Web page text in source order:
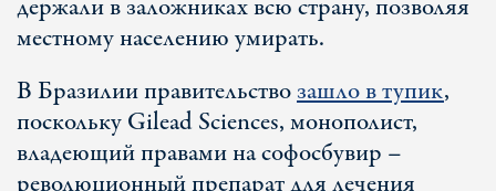
держали в заложниках всю страну, позволяя
местному населению умирать.
В Бразилии правительствозашло в тупик,
поскольку Gilead Sciences, монополист,
владеющий правами на софосбувир –